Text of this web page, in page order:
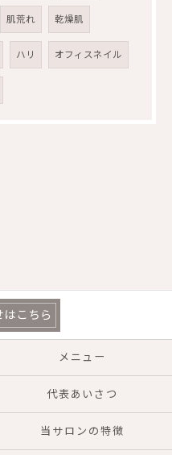
肌荒れ 乾燥肌
ハリ オフィスネイル
はこちら
メニュー
代表あいさつ
当サロンの特徴